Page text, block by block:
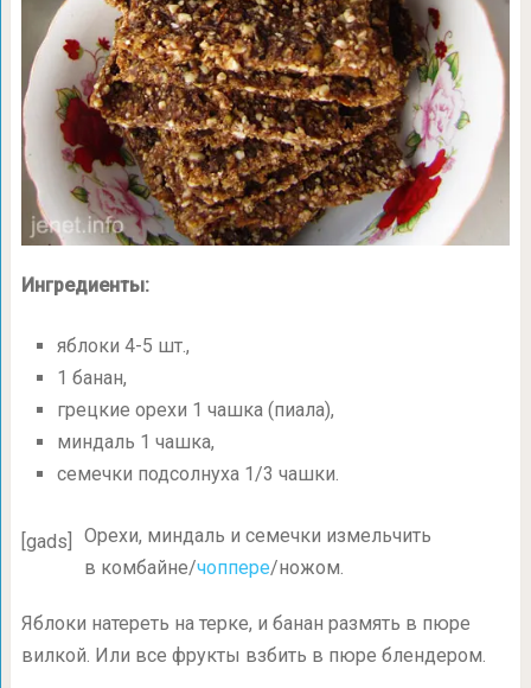
Ингредиенты:
яблоки 4-5 шт.,
1 банан,
грецкие орехи 1 чашка (пиала),
миндаль 1 чашка,
семечки подсолнуха 1/3 чашки.
[gads]
Орехи, миндаль и семечки измельчить
в комбайне/чоппере/ножом.
Яблоки натереть на терке, и банан размять в пюре
вилкой. Или все фрукты взбить в пюре блендером.